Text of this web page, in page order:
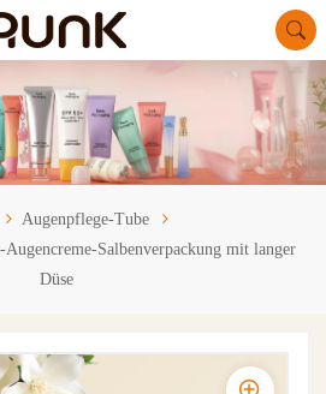
Augenpflege-Tube
Salbenverpackung mit langer
Düse